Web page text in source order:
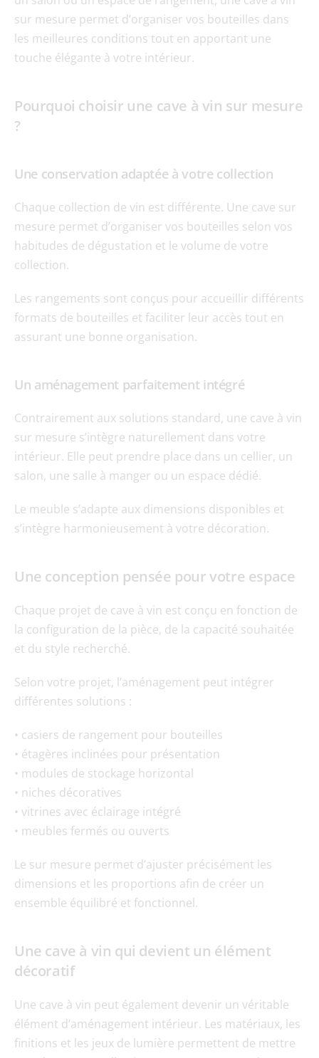
sur mesure permet d’organiser vos bouteilles dans
les meilleures conditions tout en apportant une
touche élégante à votre intérieur.
Pourquoi choisir une cave à vin sur mesure
?
Une conservation adaptée à votre collection
Chaque collection de vin est différente. Une cave sur
mesure permet d’organiser vos bouteilles selon vos
habitudes de dégustation et le volume de votre
collection.
Les rangements sont conçus pour accueillir différents
formats de bouteilles et faciliter leur accès tout en
assurant une bonne organisation.
Un aménagement parfaitement intégré
Contrairement aux solutions standard, une cave à vin
sur mesure s’intègre naturellement dans votre
intérieur. Elle peut prendre place dans un cellier, un
salon, une salle à manger ou un espace dédié.
Le meuble s’adapte aux dimensions disponibles et
s’intègre harmonieusement à votre décoration.
Une conception pensée pour votre espace
Chaque projet de cave à vin est conçu en fonction de
la configuration de la pièce, de la capacité souhaitée
et du style recherché.
Selon votre projet, l’aménagement peut intégrer
différentes solutions :
• casiers de rangement pour bouteilles
• étagères inclinées pour présentation
• modules de stockage horizontal
• niches décoratives
• vitrines avec éclairage intégré
• meubles fermés ou ouverts
Le sur mesure permet d’ajuster précisément les
dimensions et les proportions afin de créer un
ensemble équilibré et fonctionnel.
Une cave à vin qui devient un élément
décoratif
Une cave à vin peut également devenir un véritable
élément d’aménagement intérieur. Les matériaux, les
finitions et les jeux de lumière permettent de mettre